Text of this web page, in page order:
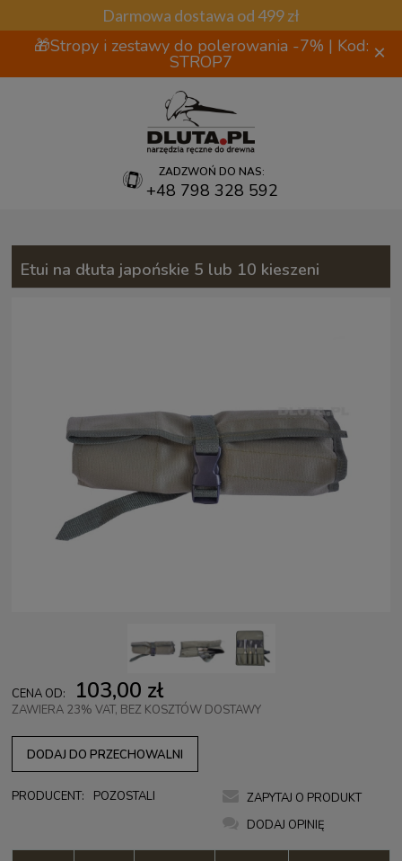
Darmowa dostawa od 499 zł
🎁Stropy i zestawy do polerowania -7% | Kod:
STROP7 ×
ZADZWOŃ DO NAS:
+48 798 328 592
Etui na dłuta japońskie 5 lub 10 kieszeni
CENA OD: 103,00 zł
ZAWIERA 23% VAT, BEZ KOSZTÓW DOSTAWY
DODAJ DO PRZECHOWALNI
PRODUCENT: POZOSTALI
ZAPYTAJ O PRODUKT
DODAJ OPINIĘ